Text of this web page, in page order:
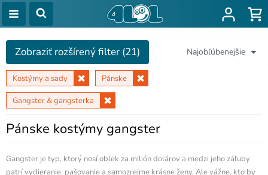
Najobľúbenejšie
Zobraziť rozšírený filter (21)
Kostýmy a sady Pánske
Gangster & gangsterka
Pánske kostýmy gangster
Gangster je typ, ktorý nosí oblek za milión dolárov a medzi jeho záľuby
patrí vydieranie, pašovanie a samozrejme krásne ženy. Ale vážne, kto by